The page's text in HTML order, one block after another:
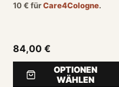
10€für Care4Cologne.
84,00 €
OPTIONEN
WÄHLEN